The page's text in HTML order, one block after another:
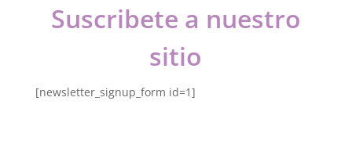
Suscribete a nuestro
sitio
[newsletter_signup_form id=1]